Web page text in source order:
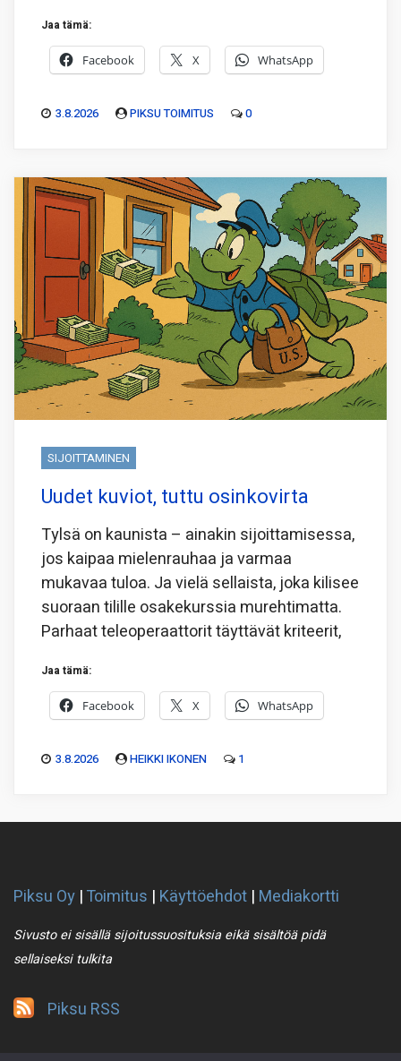
Jaa tämä:
Facebook X WhatsApp
3.8.2026 PIKSU TOIMITUS 0
SIJOITTAMINEN
Uudet kuviot, tuttu osinkovirta
Tylsä on kaunista – ainakin sijoittamisessa,
jos kaipaa mielenrauhaa ja varmaa
mukavaa tuloa. Ja vielä sellaista, joka kilisee
suoraan tilille osakekurssia murehtimatta.
Parhaat teleoperaattorit täyttävät kriteerit,
Jaa tämä:
Facebook X WhatsApp
3.8.2026 HEIKKI IKONEN 1
Piksu Oy |Toimitus | Käyttöehdot | Mediakortti
Sivusto ei sisällä sijoitussuosituksia eikä sisältöä pidä
sellaiseksi tulkita
Piksu RSS